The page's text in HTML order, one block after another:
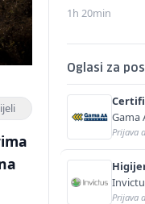
1h 20min
Oglasi za
Gama
Prijava
Prijava